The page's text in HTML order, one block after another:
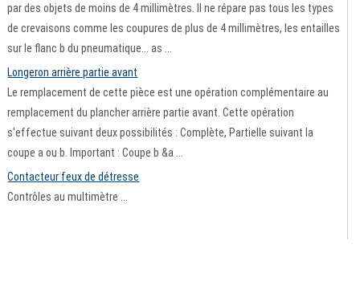
par des objets de moins de 4 millimètres. Il ne répare pas tous les types
de crevaisons comme les coupures de plus de 4 millimètres, les entailles
sur le flanc b du pneumatique... as ...
Longeron arrière partie avant
Le remplacement de cette pièce est une opération complémentaire au
remplacement du plancher arrière partie avant. Cette opération
s'effectue suivant deux possibilités : Complète, Partielle suivant la
coupe a ou b. Important : Coupe b &a ...
Contacteur feux de détresse
Contrôles au multimètre ...